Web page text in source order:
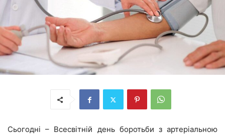
Сьогодні – Всесвітній день боротьби з артеріальною